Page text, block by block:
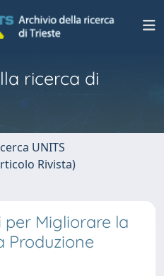
ricerca di
UNITS
Rivista)
Migliorare la
Produzione